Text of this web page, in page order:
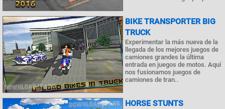
BIKE TRANSPORTER BIG
TRUCK
Experimentar la más nueva de la
llegada de los mejores juegos de
camiones grandes la última
entrada en juegos de motos. Aquí
nos fusionamos juegos de
camiones de tran..
HORSE STUNTS